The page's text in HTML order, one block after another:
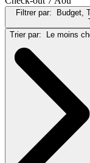
Filtrer par:
Budget,
Trier par:
Le moins